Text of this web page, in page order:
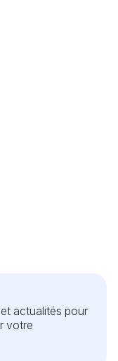
actualités pour
votre